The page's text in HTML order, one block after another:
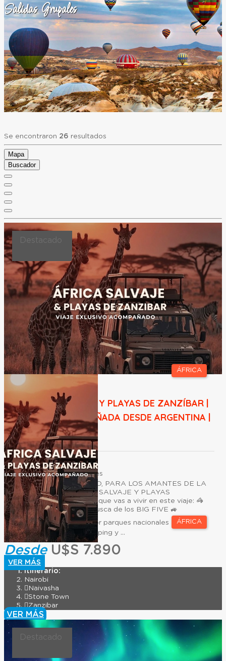
Salidas Grupales
Se encontraron 26 resultados
Mapa
Buscador
Destacado
ÁFRICA
ÁFRICA
ÁFRICA SALVAJE Y PLAYAS DE ZANZÍBAR |
SALIDA ACOMPAÑADA DESDE ARGENTINA |
07 DE ENERO
Duración:
15Días12Noches
UN VIAJE EXCLUSIVO, PARA LOS AMANTES DE LA
NATURALEZA, VIDA SALVAJE Y PLAYAS
PARADISÍACAS. Lo que vas a vivir en este viaje: 🦓
Safaris en Kenia en busca de los BIG FIVE 🚙
Recorridos en 4x4 por parques nacionales ⛺
Experiencias de glamping y ...
Desde U$S 7.890
VER MÁS
Itinerario:
Nairobi
Naivasha
Stone Town
Zanzibar
VER MÁS
Destacado